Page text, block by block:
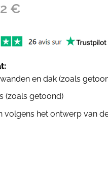
€
en dak (zoals
(zoals getoond)
volgens het ontwerp van